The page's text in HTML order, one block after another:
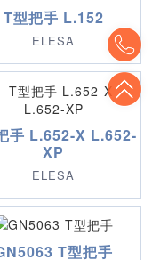
T型把手 L.152
ELESA
手 L.652-X L.652-
XP
ELESA
T型把手